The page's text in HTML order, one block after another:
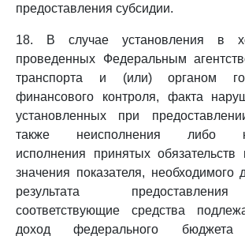
предоставления субсидии.
18. В случае установления в
проведенных Федеральным
транспорта и (или) органом
финансового контроля, факта
установленных при
также неисполнения либо
исполнения принятых
значения показателя, необходимого
результата
соответствующие средства
доход федерального